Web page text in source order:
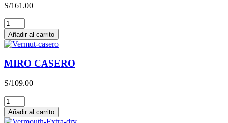
cantidad
S/161.00
Durigutti
Vermut
Rosso
Guardianes
del
Cerro
Estilo
francés
cantidad
Añadir al carrito
MIRO CASERO
S/109.00
MIRO
CASERO
cantidad
Añadir al carrito